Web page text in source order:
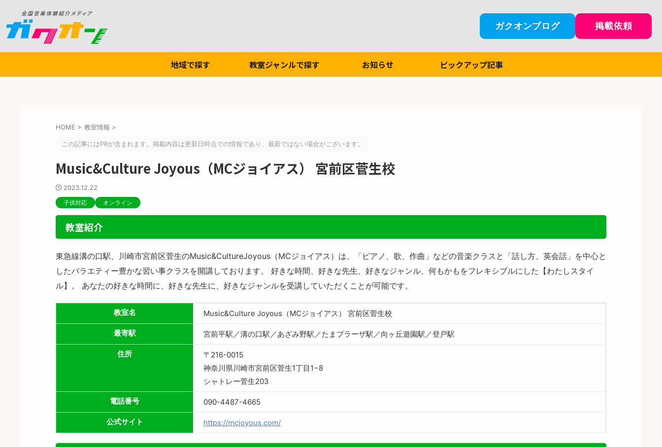
ガクオンブログ 掲載依頼
地域で探す 教室ジャンルで探す お知らせ ピックアップ記事
HOME > 教室情報 >
この記事にはPRが含まれます。掲載内容は更新日時点での情報であり、最新ではない場合がございます。
Music&Culture Joyous（MCジョイアス） 宮前区菅生校
2023.12.22
子供対応 オンライン
教室紹介
東急線溝の口駅、川崎市宮前区菅生のMusic&CultureJoyous（​MCジョイアス）は、「ピアノ、歌、作曲」などの音楽クラスと「話し方、英会話」を中心と
したバラエティー豊かな習い事クラスを開講しております。 好きな時間、好きな先生、好きなジャンル、何もかもをフレキシブルにした【わたしスタイ
ル】。 あなたの好きな時間に、好きな先生に、好きなジャンルを受講していただくことが可能です。
教室名 Music&Culture Joyous（MCジョイアス） 宮前区菅生校
最寄駅 宮前平駅／溝の口駅／あざみ野駅／たまプラーザ駅／向ヶ丘遊園駅／登戸駅
住所
〒216-0015
神奈川県川崎市宮前区菅生1丁目1−8
シャトレー菅生203
電話番号 090-4487-4665
公式サイト https://mcjoyous.com/